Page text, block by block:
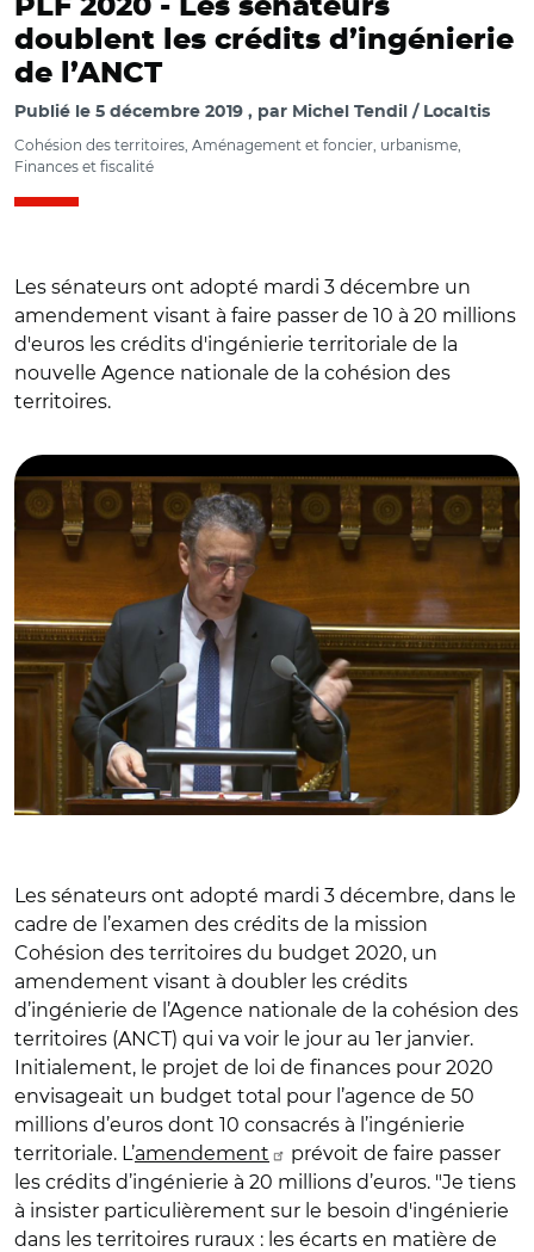
PLF 2020 - Les sénateurs
doublent les crédits d’ingénierie
de l’ANCT
Publié le 5 décembre 2019 par Michel Tendil / Localtis
Cohésion des territoires, Aménagement et foncier, urbanisme,
Finances et fiscalité
Les sénateurs ont adopté mardi 3 décembre un
amendement visant à faire passer de 10 à 20 millions
d'euros les crédits d'ingénierie territoriale de la
nouvelle Agence nationale de la cohésion des
territoires.
Les sénateurs ont adopté mardi 3 décembre, dans le
cadre de l’examen des crédits de la mission
Cohésion des territoires du budget 2020, un
amendement visant à doubler les crédits
d’ingénierie de l’Agence nationale de la cohésion des
territoires (ANCT) qui va voir le jour au 1er janvier.
Initialement, le projet de loi de finances pour 2020
envisageait un budget total pour l’agence de 50
millions d’euros dont 10 consacrés à l’ingénierie
territoriale. L’amendement
prévoit de faire passer
les crédits d’ingénierie à 20 millions d’euros. "Je tiens
à insister particulièrement sur le besoin d'ingénierie
dans les territoires ruraux : les écarts en matière de